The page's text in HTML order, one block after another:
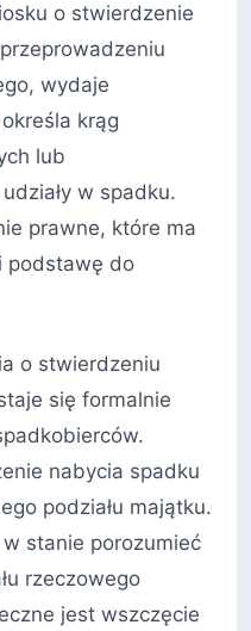
o stwierdzenie
wydaje
krąg
lub
w spadku.
prawne, które ma
podstawę do
o stwierdzeniu
się formalnie
nabycia spadku
podziału majątku.
stanie porozumieć
rzeczowego
jest wszczęcie